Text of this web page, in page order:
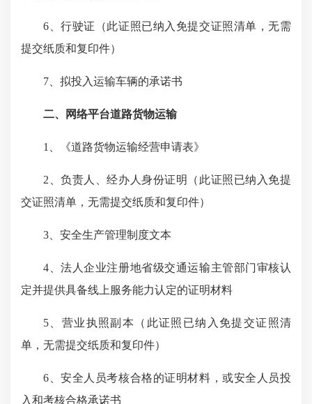
6、行驶证（此证照已纳入免提交证照清单，无需
提交纸质和复印件）
7、拟投入运输车辆的承诺书
二、网络平台道路货物运输
1、《道路货物运输经营申请表》
2、负责人、经办人身份证明（此证照已纳入免提
交证照清单，无需提交纸质和复印件）
3、安全生产管理制度文本
4、法人企业注册地省级交通运输主管部门审核认
定并提供具备线上服务能力认定的证明材料
5、营业执照副本（此证照已纳入免提交证照清
单，无需提交纸质和复印件）
6、安全人员考核合格的证明材料，或安全人员投
入和考核合格承诺书